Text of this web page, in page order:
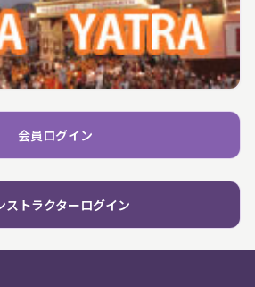
会員ログイン
ストラクターログイン